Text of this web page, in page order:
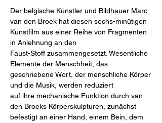
Der belgische Künstler und Bildhauer Marc
van den Broek hat diesen sechs-minütigen
Kunstfilm aus einer Reihe von Fragmenten
in Anlehnung an den
Faust-Stoff zusammengesetzt. Wesentliche
Elemente der Menschheit, das
geschriebene Wort, der menschliche Körper
und die Musik, werden reduziert
auf ihre mechanische Funktion durch van
den Broeks Körperskulpturen, zunächst
befestigt an einer Hand, einem Bein, dem